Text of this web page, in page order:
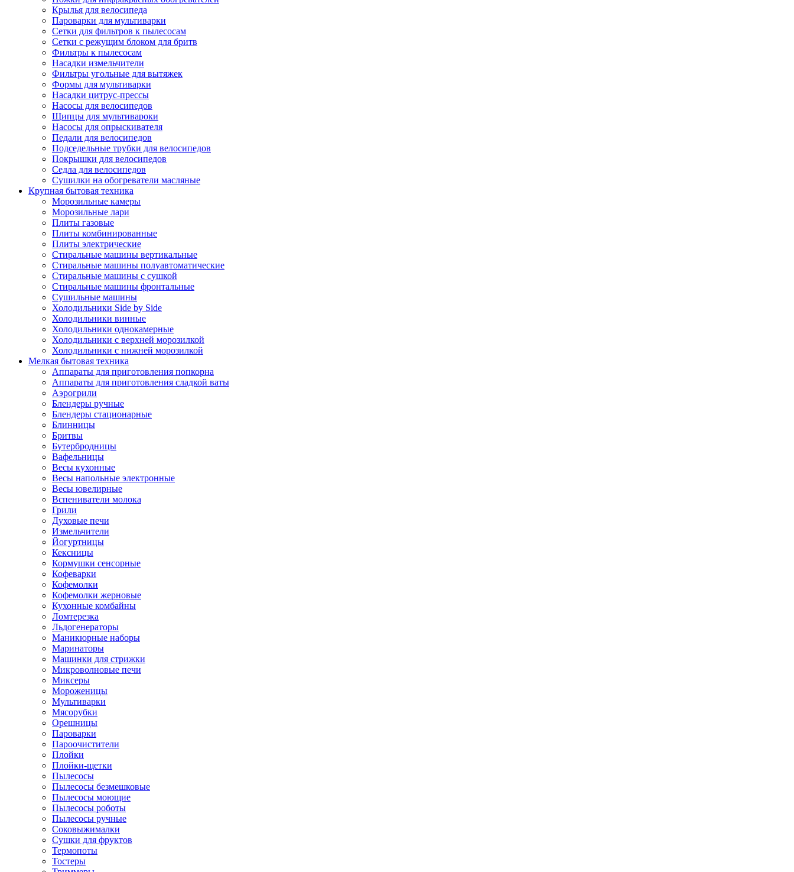
Крылья для велосипеда
Пароварки для мультиварки
Сетки для фильтров к пылесосам
Сетки с режущим блоком для бритв
Фильтры к пылесосам
Насадки измельчители
Фильтры угольные для вытяжек
Формы для мультиварки
Насадки цитрус-прессы
Насосы для велосипедов
Щипцы для мультивароки
Насосы для опрыскивателя
Педали для велосипедов
Подседельные трубки для велосипедов
Покрышки для велосипедов
Седла для велосипедов
Сушилки на обогреватели масляные
Крупная бытовая техника
Морозильные камеры
Морозильные лари
Плиты газовые
Плиты комбинированные
Плиты электрические
Стиральные машины вертикальные
Стиральные машины полуавтоматические
Стиральные машины с сушкой
Стиральные машины фронтальные
Сушильные машины
Холодильники Side by Side
Холодильники винные
Холодильники однокамерные
Холодильники с верхней морозилкой
Холодильники с нижней морозилкой
Мелкая бытовая техника
Аппараты для приготовления попкорна
Аппараты для приготовления сладкой ваты
Аэрогрили
Блендеры ручные
Блендеры стационарные
Блинницы
Бритвы
Бутербродницы
Вафельницы
Весы кухонные
Весы напольные электронные
Весы ювелирные
Вспениватели молока
Грили
Духовые печи
Измельчители
Йогуртницы
Кексницы
Кормушки сенсорные
Кофеварки
Кофемолки
Кофемолки жерновые
Кухонные комбайны
Ломтерезка
Льдогенераторы
Маникюрные наборы
Маринаторы
Машинки для стрижки
Микроволновые печи
Миксеры
Мороженицы
Мультиварки
Мясорубки
Орешницы
Пароварки
Пароочистители
Плойки
Плойки-щетки
Пылесосы
Пылесосы безмешковые
Пылесосы моющие
Пылесосы роботы
Пылесосы ручные
Соковыжималки
Сушки для фруктов
Термопоты
Тостеры